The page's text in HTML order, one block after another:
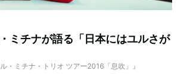
ミチナが語る「日本にはユルさが
・ミチナ・トリオ ツアー2016「息吹」』